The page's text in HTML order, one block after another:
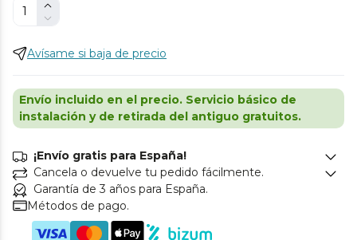
Avísame si baja de precio
Envío incluido en el precio. Servicio básico de
instalación y de retirada del antiguo gratuitos.
¡Envío gratis para España!
Cancela o devuelve tu pedido fácilmente.
Garantía de 3 años para España.
Métodos de pago.